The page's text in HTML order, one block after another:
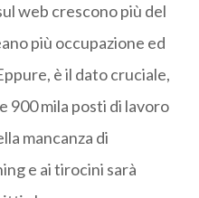
web crescono più del
più occupazione ed
è il dato cruciale,
900 mila posti di lavoro
mancanza di
e ai tirocini sarà